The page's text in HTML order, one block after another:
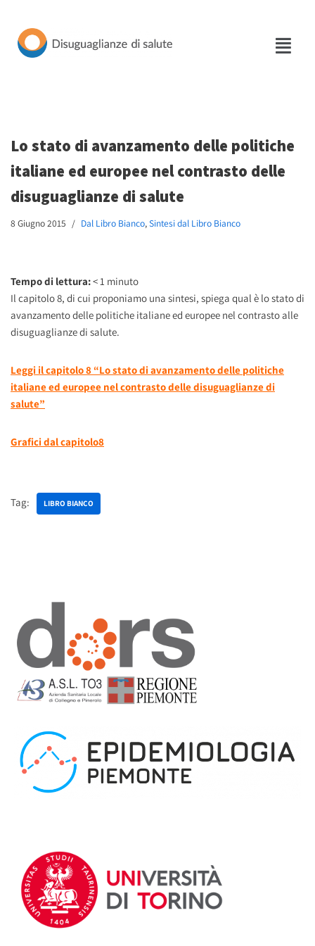
Vai
Lo stato di avanzamento delle politiche
italiane ed europee nel contrasto delle
disuguaglianze di salute
8 Giugno 2015 Dal Libro Bianco,Sintesi dal Libro Bianco
Tempo di lettura:< 1 minuto
Il capitolo 8, di cui proponiamo una sintesi, spiega qual è lo stato di
avanzamento delle politiche italiane ed europee nel contrasto alle
disuguaglianze di salute.
Leggi il capitolo 8 “Lo stato di avanzamento delle politiche
italiane ed europee nel contrasto delle disuguaglianze di
salute”
Grafici dal capitolo8
Tag: LIBRO BIANCO